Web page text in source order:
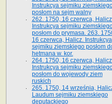
Instrukcya sejmiku
posłom na sejm walny
262. 1750, 16 czerwca,
Instrukcya sejmiku
posłom do prymasa. 263.
16 czerwca, Halicz. Instrukcya
sejmiku ziemskiego posłom
hetmana w. kor.
264. 1750, 16 czerwca,
Instrukcya sejmiku
posłom do wojewody ziem
ruskich
265. 1750, 14 września,
Laudum sejmiku ziemskiego
deputackiego